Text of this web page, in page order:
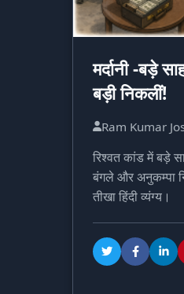
मर्दानी -बड़े
बड़ी निकलीं!
Ram Kumar
रिश्वत कांड में बड़े
बंगले और अनुकम्पा
तीखा हिंदी व्यंग्य।